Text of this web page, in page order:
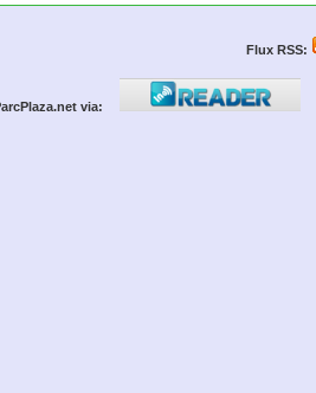
Flux RSS:
via: